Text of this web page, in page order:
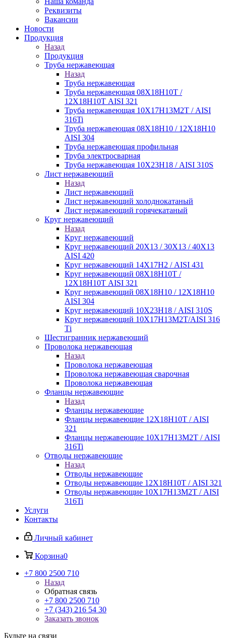
Реквизиты
Вакансии
Новости
Продукция
Назад
Продукция
Труба нержавеющая
Назад
Труба нержавеющая
Труба нержавеющая 08Х18Н10Т /
12Х18Н10Т AISI 321
Труба нержавеющая 10Х17Н13М2Т / AISI
316Ti
Труба нержавеющая 08Х18Н10 / 12Х18Н10
AISI 304
Труба нержавеющая профильная
Труба электросварная
Труба нержавеющая 10Х23Н18 / AISI 310S
Лист нержавеющий
Назад
Лист нержавеющий
Лист нержавеющий холоднокатаный
Лист нержавеющий горячекатаный
Круг нержавеющий
Назад
Круг нержавеющий
Круг нержавеющий 20Х13 / 30Х13 / 40Х13
AISI 420
Круг нержавеющий 14Х17Н2 / AISI 431
Круг нержавеющий 08Х18Н10Т /
12Х18Н10Т AISI 321
Круг нержавеющий 08Х18Н10 / 12Х18Н10
AISI 304
Круг нержавеющий 10Х23Н18 / AISI 310S
Круг нержавеющий 10Х17Н13М2Т/AISI 316
Тi
Шестигранник нержавеющий
Проволока нержавеющая
Назад
Проволока нержавеющая
Проволока нержавеющая сварочная
Проволока нержавеющая
Фланцы нержавеющие
Назад
Фланцы нержавеющие
Фланцы нержавеющие 12Х18Н10Т / AISI
321
Фланцы нержавеющие 10Х17Н13М2Т / AISI
316Ti
Отводы нержавеющие
Назад
Отводы нержавеющие
Отводы нержавеющие 12Х18Н10Т / AISI 321
Отводы нержавеющие 10Х17Н13М2Т / AISI
316Ti
Услуги
Контакты
Личный кабинет
Корзина0
+7 800 2500 710
Назад
Обратная связь
+7 800 2500 710
+7 (343) 216 54 30
Заказать звонок
Будьте на связи